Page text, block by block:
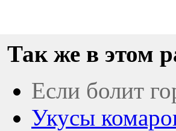
Так же в этом
Если болит
Укусы